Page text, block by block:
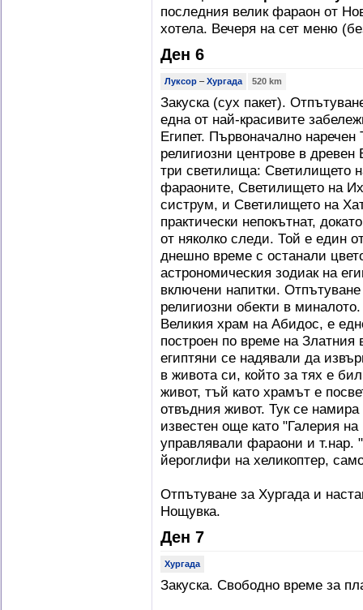
последния велик фараон от
хотела. Вечеря на сет меню
Ден 6
Луксор – Хургада 520 km
Закуска (сух пакет).
една от най-красивите
Египет. Първоначално
религиозни центрове в
три светилища: Светилището
фараоните, Светилището на
систрум, и Светилището на
практически непокътнат,
от няколко следи. Той е един
днешно време с останали
астрономическия зодиак на
включени напитки.
религиозни обекти в
Великия храм на Абидос, е
построен по време на Златния
египтяни се надявали да
в живота си, който за тях е
живот, тъй като храмът е
отвъдния живот. Тук се
известен още като "Галерия
управлявали фараони и т.нар.
йероглифи на хеликоптер,
Отпътуване за Хургада и
Нощувка.
Ден 7
Хургада
Закуска. Свободно време за